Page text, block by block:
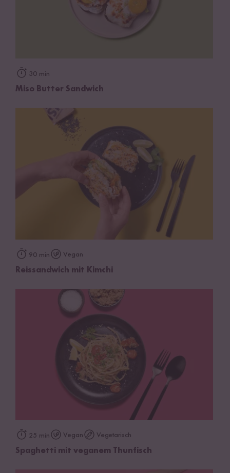
30 min
Miso Butter Sandwich
90 min Vegan
Reissandwich mit Kimchi
25 min Vegan Vegetarisch
Spaghetti mit veganem Thunfisch